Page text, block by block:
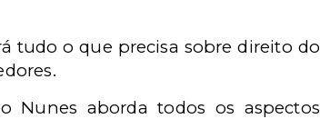
tudo o que precisa sobre direito do
Nunes aborda todos os aspectos